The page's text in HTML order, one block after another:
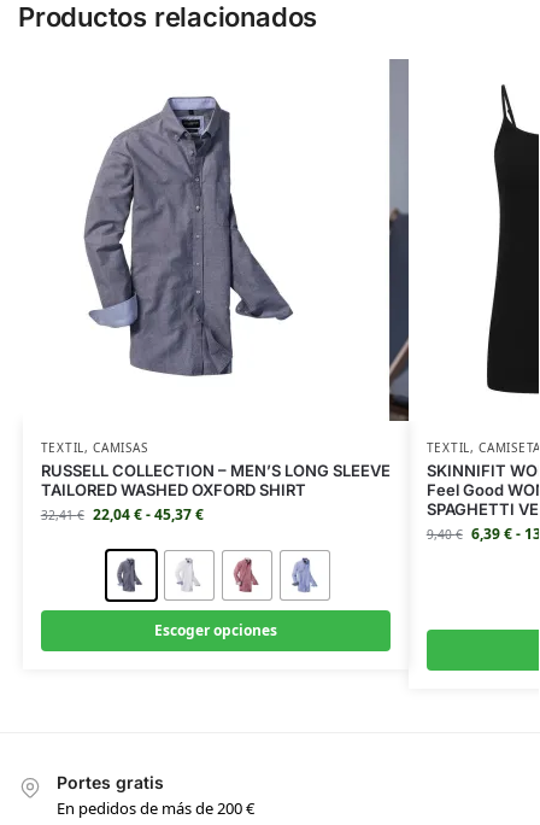
Productos relacionados
TEXTIL,CAMISAS
RUSSELL COLLECTION – MEN’S LONG SLEEVE
TAILORED WASHED OXFORD SHIRT
32,41€ 22,04€-45,37€
Escoger opciones
TEXTIL,
SKINNIFIT
Feel Good
SPAGHETTI
9,40€ 6,39€-
Portes gratis
En pedidos de más de 200 €